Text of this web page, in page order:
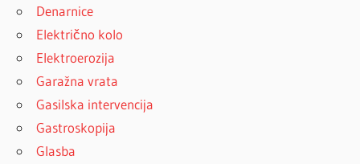
Denarnice
Električno kolo
Elektroerozija
Garažna vrata
Gasilska intervencija
Gastroskopija
Glasba